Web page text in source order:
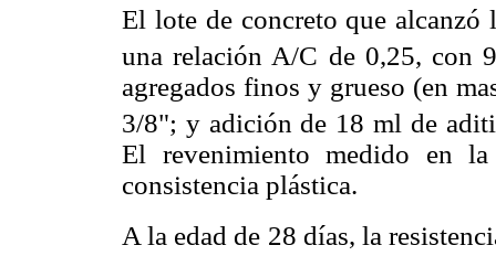
El lote de concreto que alcanzó
una relación A/C de 0,25, con
agregados finos y grueso (en
3/8"; y adición de 18 ml de
El revenimiento medido en
consistencia plástica.
A la edad de 28 días, la